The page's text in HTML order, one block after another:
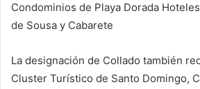
Condominios de Playa Dorada
de Sousa y Cabarete
La designación de Collado también
Cluster Turístico de Santo Domingo,